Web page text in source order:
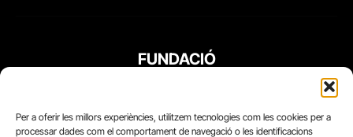
Per a oferir les millors experiències, utilitzem tecnologies com les cookies per a
processar dades com el comportament de navegació o les identificacions
FUNDACIÓ